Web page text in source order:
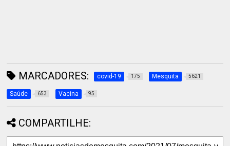
MARCADORES: covid-19 175 Mesquita 5621
Saúde 653 Vacina 95
COMPARTILHE: